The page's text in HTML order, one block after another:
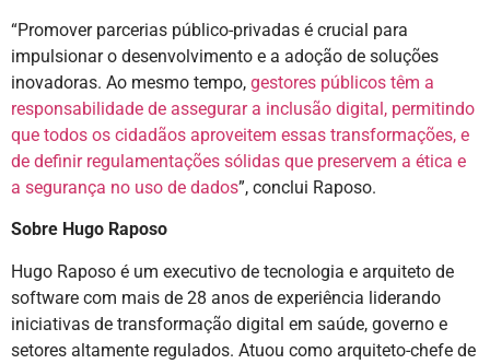
“Promover parcerias público-privadas é crucial para
impulsionar o desenvolvimento e a adoção de soluções
inovadoras. Ao mesmo tempo, gestores públicos têm a
responsabilidade de assegurar a inclusão digital, permitindo
que todos os cidadãos aproveitem essas transformações, e
de definir regulamentações sólidas que preservem a ética e
a segurança no uso de dados”, conclui Raposo.
Sobre Hugo Raposo
Hugo Raposo é um executivo de tecnologia e arquiteto de
software com mais de 28 anos de experiência liderando
iniciativas de transformação digital em saúde, governo e
setores altamente regulados. Atuou como arquiteto-chefe de